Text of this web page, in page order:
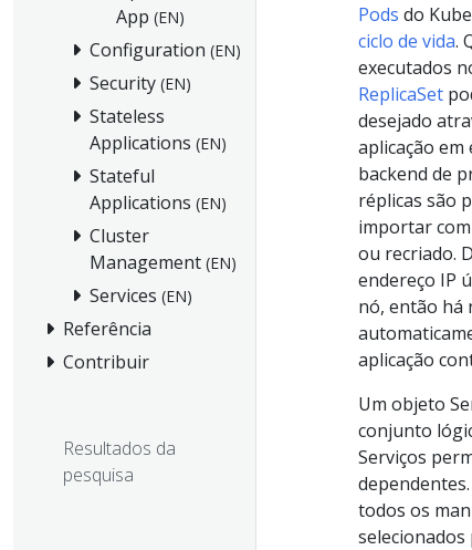
App (EN)
Configuration (EN)
Security (EN)
Stateless
Applications (EN)
Stateful
Applications (EN)
Cluster
Management (EN)
Services (EN)
Referência
Contribuir
Resultados da
pesquisa
Pods do
ciclo de vida.
executados
ReplicaSet
desejado
aplicação
backend de
réplicas são
importar
ou recriado.
endereço IP
nó, então há
aplicação
Um objeto
conjunto
Serviços
todos os